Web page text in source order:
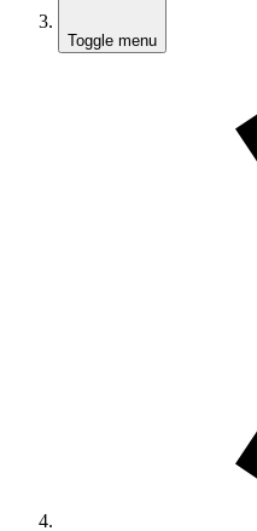
Toggle menu